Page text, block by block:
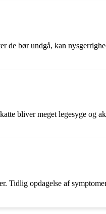
de bør undgå, kan
bliver meget legesyge og
Tidlig opdagelse af